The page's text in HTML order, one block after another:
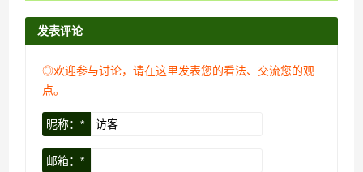
发表评论
◎欢迎参与讨论，请在这里发表您的看法、交流您的观
点。
昵称：*
邮箱：*